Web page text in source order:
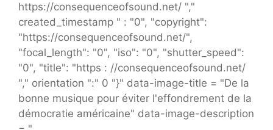
https://consequenceofsound.net/ ","
created_timestamp " : "0", "copyright":
"https://consequenceofsound.net/",
"focal_length": "0", "iso": "0", "shutter_speed":
"0", "title": "https : //consequenceofsound.net/
"," orientation ":" 0 "}" data-image-title = "De la
bonne musique pour éviter l'effondrement de la
démocratie américaine" data-image-description